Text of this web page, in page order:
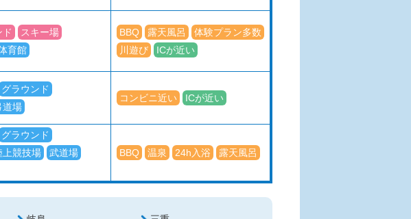
ド
スキー場
育館
BBQ 露天風呂
体験プラン多数
川遊び
ICが近い
グラウンド
道場
コンビニ近い ICが近い
グラウンド
上競技場
武道場
BBQ 温泉 24h入浴 露天風呂